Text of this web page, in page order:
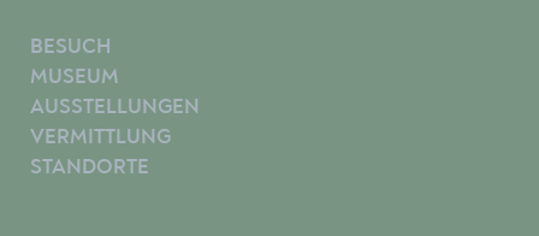
BESUCH
MUSEUM
AUSSTELLUNGEN
VERMITTLUNG
STANDORTE